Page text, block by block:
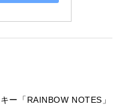
ー「RAINBOW NOTES」